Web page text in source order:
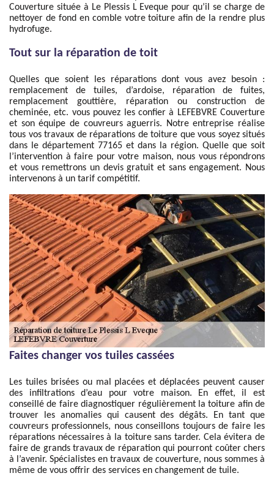
Couverture située à Le Plessis L Eveque pour qu’il se charge de
nettoyer de fond en comble votre toiture afin de la rendre plus
hydrofuge.
Tout sur la réparation de toit
Quelles que soient les réparations dont vous avez besoin :
remplacement de tuiles, d’ardoise, réparation de fuites,
remplacement gouttière, réparation ou construction de
cheminée, etc. vous pouvez les confier à LEFEBVRE Couverture
et son équipe de couvreurs aguerris. Notre entreprise réalise
tous vos travaux de réparations de toiture que vous soyez situés
dans le département 77165 et dans la région. Quelle que soit
l’intervention à faire pour votre maison, nous vous répondrons
et vous remettrons un devis gratuit et sans engagement. Nous
intervenons à un tarif compétitif.
Faites changer vos tuiles cassées
Les tuiles brisées ou mal placées et déplacées peuvent causer
des infiltrations d’eau pour votre maison. En effet, il est
conseillé de faire diagnostiquer régulièrement la toiture afin de
trouver les anomalies qui causent des dégâts. En tant que
couvreurs professionnels, nous conseillons toujours de faire les
réparations nécessaires à la toiture sans tarder. Cela évitera de
faire de grands travaux de réparation qui pourront coûter chers
à l’avenir. Spécialistes en travaux de couverture, nous sommes à
même de vous offrir des services en changement de tuile.